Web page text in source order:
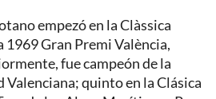
empezó en la Clàssica
Gran Premi València,
fue campeón de la
Valenciana; quinto en la Clásica